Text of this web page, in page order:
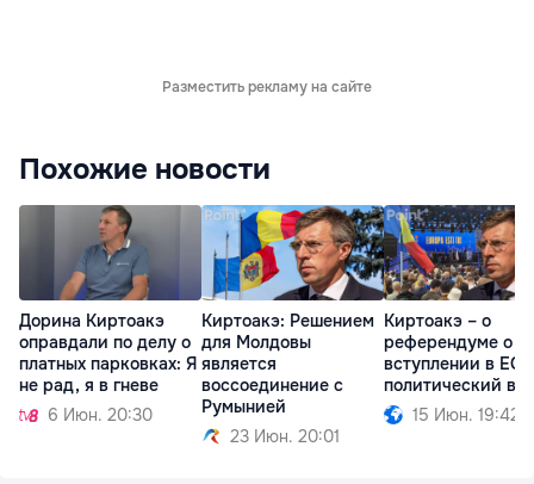
Разместить рекламу на сайте
Похожие новости
Дорина Киртоакэ
оправдали по делу о
платных парковках: Я
не рад, я в гневе
6 Июн. 20:30
Киртоакэ: Решением
для Молдовы
является
воссоединение с
Румынией
23 Июн. 20:01
Киртоакэ – о
референдуме о
вступлении в ЕС:
политический
15 Июн. 19:42